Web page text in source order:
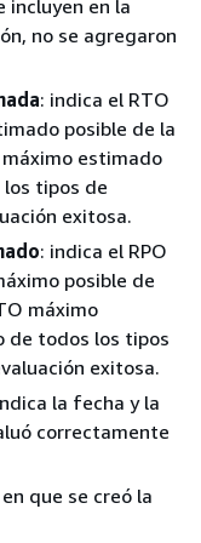
incluyen en la
no se agregaron
: indica el RTO
posible de la
estimado
tipos de
exitosa.
: indica el RPO
posible de
máximo
de todos los tipos
exitosa.
la fecha y la
correctamente
que se creó la